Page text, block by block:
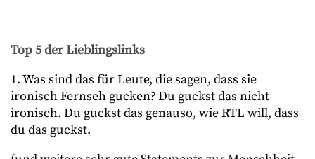
Top 5 der Lieblingslinks
1. Was sind das für Leute, die sagen, dass sie
ironisch Fernseh gucken? Du guckst das nicht
ironisch. Du guckst das genauso, wie RTL will, dass
du das guckst.